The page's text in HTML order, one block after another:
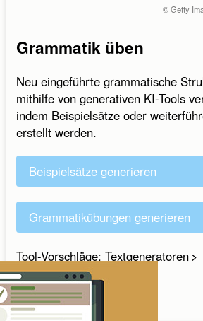
© Getty
Grammatik üben
Neu eingeführte grammatische
mithilfe von generativen KI-Tools
indem Beispielsätze oder
erstellt werden.
Beispielsätze generieren
Grammatikübungen generieren
Tool-Vorschläge: Textgeneratoren
Grammatik